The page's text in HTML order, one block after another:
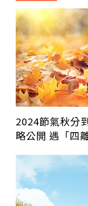
2024節氣秋分
略公開 遇「四